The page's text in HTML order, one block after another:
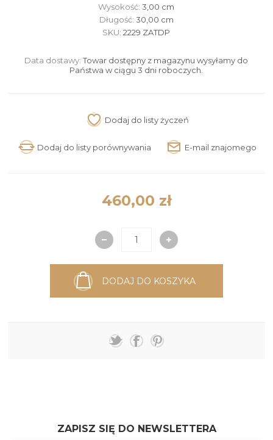
Wysokość:3,00 cm
Długość: 30,00 cm
SKU: 2229 ZATDP
Data dostawy: Towar dostępny z magazynu wysyłamy do
Państwa w ciągu 3 dni roboczych.
460,00 zł
DODAJ DO KOSZYKA
ZAPISZ SIĘ DO NEWSLETTERA